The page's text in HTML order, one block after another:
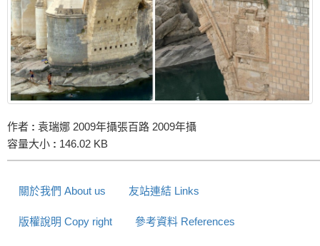
作者 : 袁瑞娜 2009年攝張百路 2009年攝
容量大小 : 146.02 KB
關於我們 About us 友站連結 Links
版權說明 Copy right 參考資料 References